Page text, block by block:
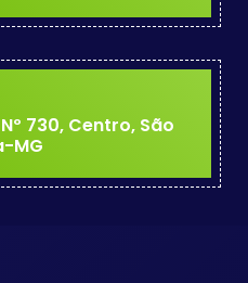
730, Centro, São
MG